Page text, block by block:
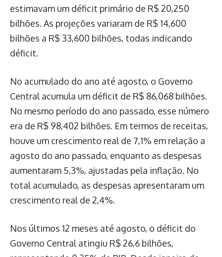
estimavam um déficit primário de R$ 20,250
bilhões. As projeções variaram de R$ 14,600
bilhões a R$ 33,600 bilhões, todas indicando
déficit.
No acumulado do ano até agosto, o Governo
Central acumula um déficit de R$ 86,068 bilhões.
No mesmo período do ano passado, esse número
era de R$ 98,402 bilhões. Em termos de receitas,
houve um crescimento real de 7,1% em relação a
agosto do ano passado, enquanto as despesas
aumentaram 5,3%, ajustadas pela inflação. No
total acumulado, as despesas apresentaram um
crescimento real de 2,4%.
Nos últimos 12 meses até agosto, o déficit do
Governo Central atingiu R$ 26,6 bilhões,